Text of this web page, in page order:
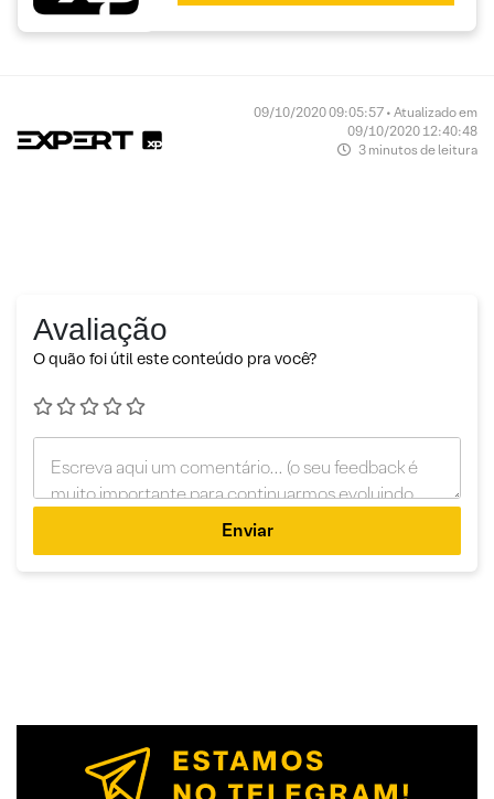
09/10/2020 09:05:57 • Atualizado em
09/10/2020 12:40:48
3 minutos de leitura
Avaliação
O quão foi útil este conteúdo pra você?
Enviar